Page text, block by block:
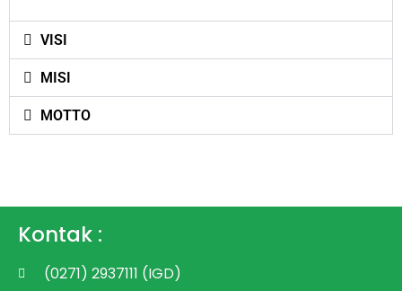
VISI
MISI
MOTTO
Kontak :
(0271) 2937111 (IGD)